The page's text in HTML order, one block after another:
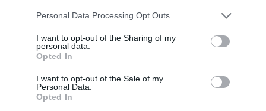
Personal Data Processing Opt Outs
I want to opt-out of the Sharing of my
personal data.
Opted In
I want to opt-out of the Sale of my
Personal Data.
Opted In
falsifiés.
Insospettire aux policiers ont été quelques anomalies,
des fonctionnaires des structures diplomatiques qui
en second lieu les contrôles, résultaient par contre